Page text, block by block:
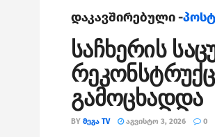
დაკავშირებული -
საჩხერის
გამოცხადდა
BY ᲛᲔᲒᲐ TV ᲐᲒᲕᲘᲡᲢᲝ 3, 2026 0